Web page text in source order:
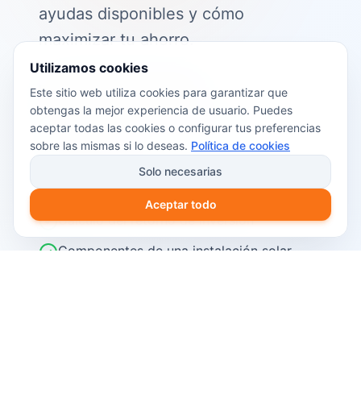
ayudas disponibles y cómo
maximizar tu ahorro.
📖 Contenido de la guía:
Cómo funciona el autoconsumo
fotovoltaico
Ayudas y subvenciones disponibles en
2026
Cálculo del retorno de inversión
Componentes de una instalación solar
Utilizamos cookies
Este sitio web utiliza cookies para garantizar que
obtengas la mejor experiencia de usuario. Puedes
aceptar todas las cookies o configurar tus preferencias
sobre las mismas si lo deseas. Política de cookies
Solo necesarias
Aceptar todo